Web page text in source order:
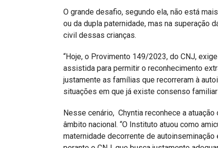
O grande desafio, segundo ela, não está
ou da dupla paternidade, mas na superação
civil dessas crianças.
“Hoje, o Provimento 149/2023, do CNJ,
assistida para permitir o reconhecimento
justamente as famílias que recorreram à
situações em que já existe consenso
Nesse cenário, Chyntia reconhece a
âmbito nacional. “O Instituto atuou como
maternidade decorrente de